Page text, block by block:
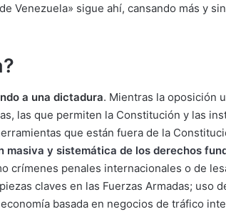
Venezuela» sigue ahí, cansando más y
a una dictadura. Mientras la oposición
las que permiten la Constitución y las
que están fuera de la
masiva y sistemática de los derechos
crímenes penales internacionales o de
claves en las Fuerzas Armadas; uso
basada en negocios de tráfico